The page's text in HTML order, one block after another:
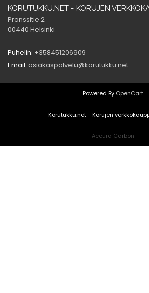
KORUTUKKU.NET - KORUJEN
Pronssitie 2
00440 Helsinki
Puhelin: +358451206909
Email: asiakaspalvelu@korutukku.net
Powered By OpenCart
Korutukku.net - Korujen
Accura Carbon